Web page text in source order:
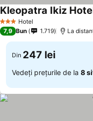
3 SteleHotel
Kleopatra Ikiz
7,9 Bun 1.719 La
Din 247 lei
Vedeți prețurile de la 8